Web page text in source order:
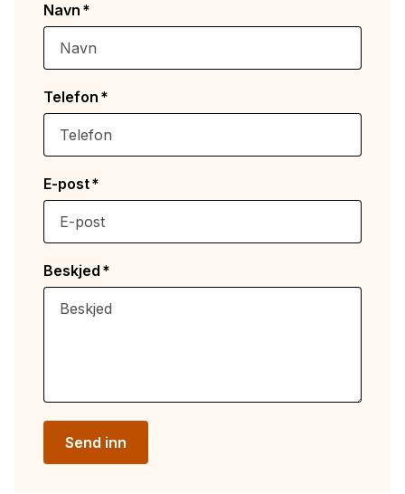
Navn
Telefon
E-post
Beskjed
Send inn